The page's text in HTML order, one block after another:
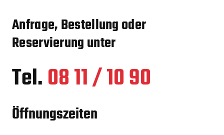
Anfrage, Bestellung oder
Reservierung unter
Tel.08 11 / 10 90
Öffnungszeiten